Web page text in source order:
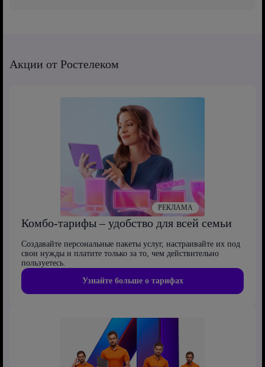
Акции от Ростелеком
Комбо-тарифы – удобство для всей семьи
Создавайте персональные пакеты услуг, настраивайте их под
свои нужды и платите только за то, чем действительно
пользуетесь.
Узнайте больше о тарифах
РЕКЛАМА